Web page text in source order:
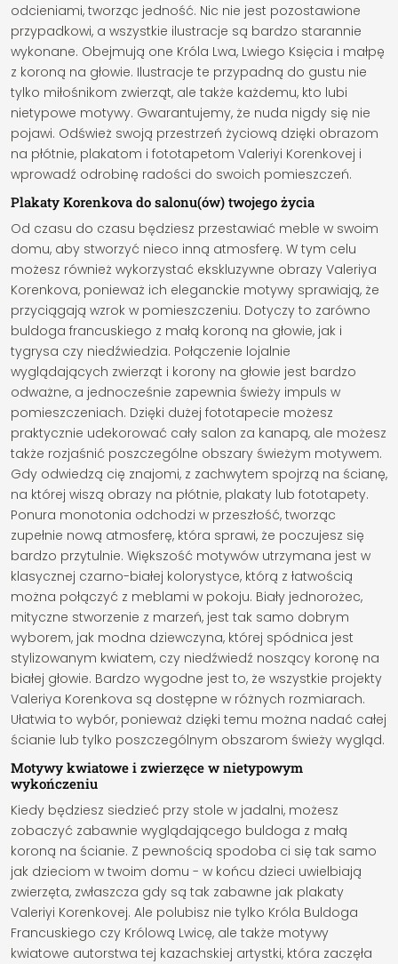
odcieniami, tworząc jedność. Nic nie jest pozostawione
przypadkowi, a wszystkie ilustracje są bardzo starannie
wykonane. Obejmują one Króla Lwa, Lwiego Księcia i małpę
z koroną na głowie. Ilustracje te przypadną do gustu nie
tylko miłośnikom zwierząt, ale także każdemu, kto lubi
nietypowe motywy. Gwarantujemy, że nuda nigdy się nie
pojawi. Odśwież swoją przestrzeń życiową dzięki obrazom
na płótnie, plakatom i fototapetom Valeriyi Korenkovej i
wprowadź odrobinę radości do swoich pomieszczeń.
Plakaty Korenkova do salonu(ów) twojego życia
Od czasu do czasu będziesz przestawiać meble w swoim
domu, aby stworzyć nieco inną atmosferę. W tym celu
możesz również wykorzystać ekskluzywne obrazy Valeriya
Korenkova, ponieważ ich eleganckie motywy sprawiają, że
przyciągają wzrok w pomieszczeniu. Dotyczy to zarówno
buldoga francuskiego z małą koroną na głowie, jak i
tygrysa czy niedźwiedzia. Połączenie lojalnie
wyglądających zwierząt i korony na głowie jest bardzo
odważne, a jednocześnie zapewnia świeży impuls w
pomieszczeniach. Dzięki dużej fototapecie możesz
praktycznie udekorować cały salon za kanapą, ale możesz
także rozjaśnić poszczególne obszary świeżym motywem.
Gdy odwiedzą cię znajomi, z zachwytem spojrzą na ścianę,
na której wiszą obrazy na płótnie, plakaty lub fototapety.
Ponura monotonia odchodzi w przeszłość, tworząc
zupełnie nową atmosferę, która sprawi, że poczujesz się
bardzo przytulnie. Większość motywów utrzymana jest w
klasycznej czarno-białej kolorystyce, którą z łatwością
można połączyć z meblami w pokoju. Biały jednorożec,
mityczne stworzenie z marzeń, jest tak samo dobrym
wyborem, jak modna dziewczyna, której spódnica jest
stylizowanym kwiatem, czy niedźwiedź noszący koronę na
białej głowie. Bardzo wygodne jest to, że wszystkie projekty
Valeriya Korenkova są dostępne w różnych rozmiarach.
Ułatwia to wybór, ponieważ dzięki temu można nadać całej
ścianie lub tylko poszczególnym obszarom świeży wygląd.
Motywy kwiatowe i zwierzęce w nietypowym
wykończeniu
Kiedy będziesz siedzieć przy stole w jadalni, możesz
zobaczyć zabawnie wyglądającego buldoga z małą
koroną na ścianie. Z pewnością spodoba ci się tak samo
jak dzieciom w twoim domu - w końcu dzieci uwielbiają
zwierzęta, zwłaszcza gdy są tak zabawne jak plakaty
Valeriyi Korenkovej. Ale polubisz nie tylko Króla Buldoga
Francuskiego czy Królową Lwicę, ale także motywy
kwiatowe autorstwa tej kazachskiej artystki, która zaczęła